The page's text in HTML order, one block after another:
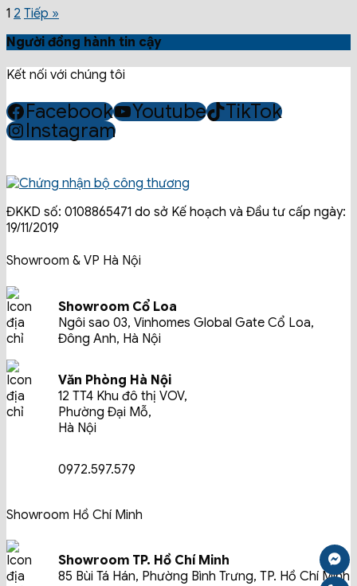
1 2 Tiếp »
Người đồng hành tin cậy
Kết nối với chúng tôi
Facebook Youtube
TikTok
Instagram
ĐKKD số: 0108865471 do sở Kế hoạch và Đầu tư cấp ngày:
19/11/2019
Showroom & VP Hà Nội
Showroom Cổ Loa
Ngôi sao 03, Vinhomes Global Gate Cổ Loa,
Đông Anh, Hà Nội
Văn Phòng Hà Nội
12 TT4 Khu đô thị VOV,
Phường Đại Mỗ,
Hà Nội
0972.597.579
Showroom Hồ Chí Minh
Showroom TP. Hồ Chí Minh
85 Bùi Tá Hán, Phường Bình Trưng, TP. Hồ Chí Minh